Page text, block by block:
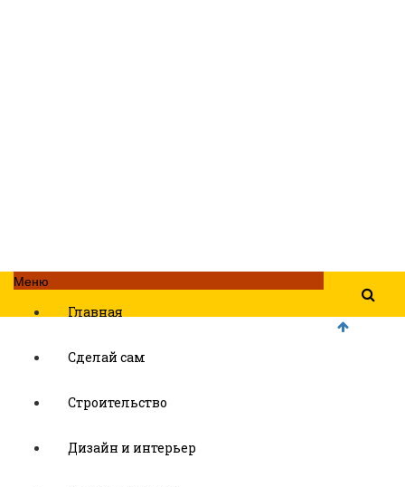
Меню
Главная
Сделай сам
Строительство
Дизайн и интерьер